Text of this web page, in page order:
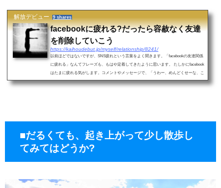
解放デビュー 9 shares
facebookに疲れる?だったら容赦なく友達
を削除していこう
https://kaihoudebut.jp/myself/relationship/8241/
以前ほどではないですが、SNS疲れという言葉をよく聞きます。「facebookの友達関係
に疲れる」なんてフレーズも、もはや定着してきたように思います。 たしかにfacebook
はたまに疲れる気がします。コメントやメッセージで、「うわー、めんどくせーな、こ
いつ」と...
■だるくても、起き上がって少し散歩し
てみてはどうか?